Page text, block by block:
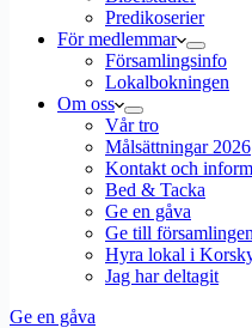
Predikoserier
För medlemmar
Församlingsinfo
Lokalbokningen
Om oss
Vår tro
Målsättningar 2026
Kontakt och
Bed & Tacka
Ge en gåva
Ge till
Hyra lokal i
Jag har deltagit
Ge en gåva